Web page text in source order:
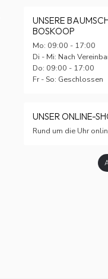
UNSERE
BOSKOOP
Mo: 09:00 - 17:00
Di - Mi: Nach
Do: 09:00 - 17:00
Fr - So: Geschlossen
UNSER ONLINE-
Rund um die Uhr